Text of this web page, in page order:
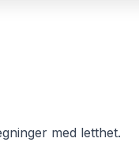
med letthet.